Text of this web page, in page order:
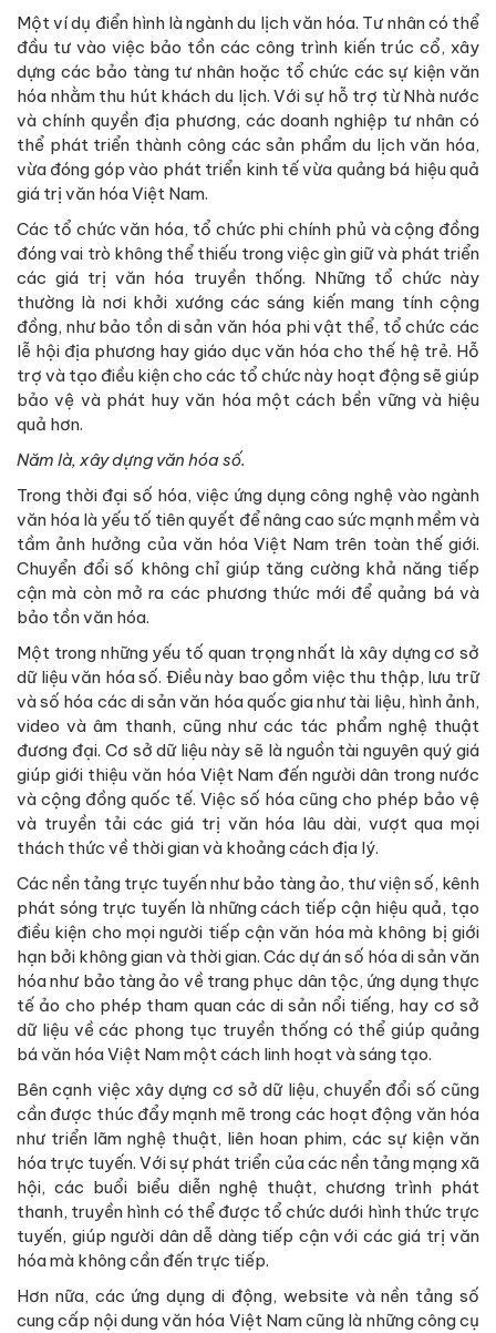
Một ví dụ điển hình là ngành du lịch văn hóa. Tư nhân có thể
đầu tư vào việc bảo tồn các công trình kiến trúc cổ, xây
dựng các bảo tàng tư nhân hoặc tổ chức các sự kiện văn
hóa nhằm thu hút khách du lịch. Với sự hỗ trợ từ Nhà nước
và chính quyền địa phương, các doanh nghiệp tư nhân có
thể phát triển thành công các sản phẩm du lịch văn hóa,
vừa đóng góp vào phát triển kinh tế vừa quảng bá hiệu quả
giá trị văn hóa Việt Nam.
Các tổ chức văn hóa, tổ chức phi chính phủ và cộng đồng
đóng vai trò không thể thiếu trong việc gìn giữ và phát triển
các giá trị văn hóa truyền thống. Những tổ chức này
thường là nơi khởi xướng các sáng kiến mang tính cộng
đồng, như bảo tồn di sản văn hóa phi vật thể, tổ chức các
lễ hội địa phương hay giáo dục văn hóa cho thế hệ trẻ. Hỗ
trợ và tạo điều kiện cho các tổ chức này hoạt động sẽ giúp
bảo vệ và phát huy văn hóa một cách bền vững và hiệu
quả hơn.
Năm là, xây dựng văn hóa số.
Trong thời đại số hóa, việc ứng dụng công nghệ vào ngành
văn hóa là yếu tố tiên quyết để nâng cao sức mạnh mềm và
tầm ảnh hưởng của văn hóa Việt Nam trên toàn thế giới.
Chuyển đổi số không chỉ giúp tăng cường khả năng tiếp
cận mà còn mở ra các phương thức mới để quảng bá và
bảo tồn văn hóa.
Một trong những yếu tố quan trọng nhất là xây dựng cơ sở
dữ liệu văn hóa số. Điều này bao gồm việc thu thập, lưu trữ
và số hóa các di sản văn hóa quốc gia như tài liệu, hình ảnh,
video và âm thanh, cũng như các tác phẩm nghệ thuật
đương đại. Cơ sở dữ liệu này sẽ là nguồn tài nguyên quý giá
giúp giới thiệu văn hóa Việt Nam đến người dân trong nước
và cộng đồng quốc tế. Việc số hóa cũng cho phép bảo vệ
và truyền tải các giá trị văn hóa lâu dài, vượt qua mọi
thách thức về thời gian và khoảng cách địa lý.
Các nền tảng trực tuyến như bảo tàng ảo, thư viện số, kênh
phát sóng trực tuyến là những cách tiếp cận hiệu quả, tạo
điều kiện cho mọi người tiếp cận văn hóa mà không bị giới
hạn bởi không gian và thời gian. Các dự án số hóa di sản văn
hóa như bảo tàng ảo về trang phục dân tộc, ứng dụng thực
tế ảo cho phép tham quan các di sản nổi tiếng, hay cơ sở
dữ liệu về các phong tục truyền thống có thể giúp quảng
bá văn hóa Việt Nam một cách linh hoạt và sáng tạo.
Bên cạnh việc xây dựng cơ sở dữ liệu, chuyển đổi số cũng
cần được thúc đẩy mạnh mẽ trong các hoạt động văn hóa
như triển lãm nghệ thuật, liên hoan phim, các sự kiện văn
hóa trực tuyến. Với sự phát triển của các nền tảng mạng xã
hội, các buổi biểu diễn nghệ thuật, chương trình phát
thanh, truyền hình có thể được tổ chức dưới hình thức trực
tuyến, giúp người dân dễ dàng tiếp cận với các giá trị văn
hóa mà không cần đến trực tiếp.
Hơn nữa, các ứng dụng di động, website và nền tảng số
cung cấp nội dung văn hóa Việt Nam cũng là những công cụ